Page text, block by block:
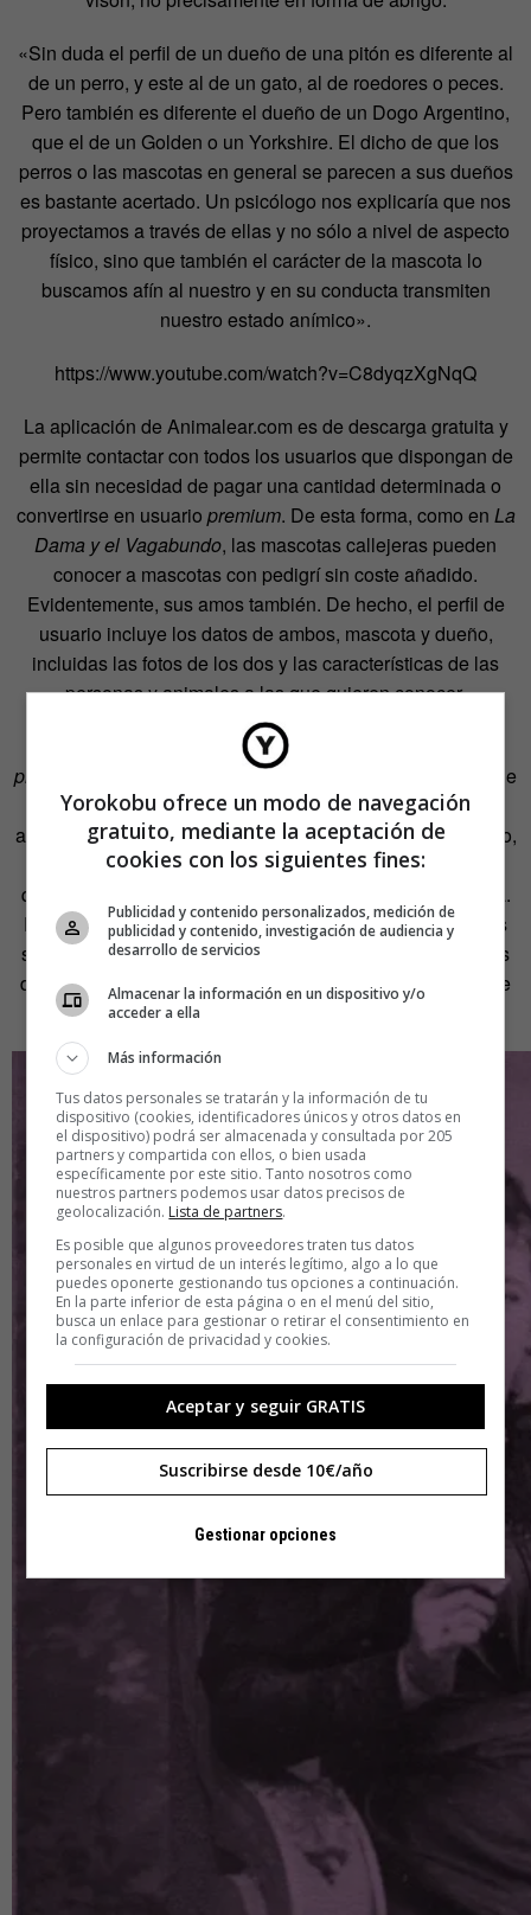
«Sin duda el perfil de un dueño de una pitón es diferente al
de un perro, y este al de un gato, al de roedores o peces.
Pero también es diferente el dueño de un Dogo Argentino,
que el de un Golden o un Yorkshire. El dicho de que los
perros o las mascotas en general se parecen a sus dueños
es bastante acertado. Un psicólogo nos explicaría que nos
proyectamos a través de ellas y no sólo a nivel de aspecto
físico, sino que también el carácter de la mascota lo
buscamos afín al nuestro y en su conducta transmiten
nuestro estado anímico».
https://www.youtube.com/watch?v=C8dyqzXgNqQ
La aplicación de Animalear.com es de descarga gratuita y
permite contactar con todos los usuarios que dispongan de
ella sin necesidad de pagar una cantidad determinada o
convertirse en usuario premium. De esta forma, como en La
Dama y el Vagabundo, las mascotas callejeras pueden
conocer a mascotas con pedigrí sin coste añadido.
Evidentemente, sus amos también. De hecho, el perfil de
usuario incluye los datos de ambos, mascota y dueño,
incluidas las fotos de los dos y las características de las
personas y animales a las que quieren conocer.
«No queremos ofrecer una app de pago por descarga o
premium
. Ofrecemos todas las funcionalidades de la app de
manera gratuita a cualquier usuario que se la descargue:
acceder al contenido, las fotos, subir contenido, compartirlo,
comentarlo, contactar con gente, chatear… Pero eso no
quiere decir que la app no genere rentabilidad económica.
Para poder seguir ofreciendo nuestros servicios debemos
ser rentables, y eso lo conseguimos a través de las ventas
de la tienda
que ahora es mucho más usable desde
Yorokobu ofrece un modo de navegación
gratuito, mediante la aceptación de
cookies con los siguientes fines:
Publicidad y contenido personalizados, medición de
publicidad y contenido, investigación de audiencia y
desarrollo de servicios
Almacenar la información en un dispositivo y/o
acceder a ella
Más información
Tus datos personales se tratarán y la información de tu
dispositivo (cookies, identificadores únicos y otros datos en
el dispositivo) podrá ser almacenada y consultada por 205
partners y compartida con ellos, o bien usada
específicamente por este sitio. Tanto nosotros como
nuestros partners podemos usar datos precisos de
geolocalización. Lista de partners.
Es posible que algunos proveedores traten tus datos
personales en virtud de un interés legítimo, algo a lo que
puedes oponerte gestionando tus opciones a continuación.
En la parte inferior de esta página o en el menú del sitio,
busca un enlace para gestionar o retirar el consentimiento en
la configuración de privacidad y cookies.
Aceptar y seguir GRATIS
Suscribirse desde 10€/año
Gestionar opciones